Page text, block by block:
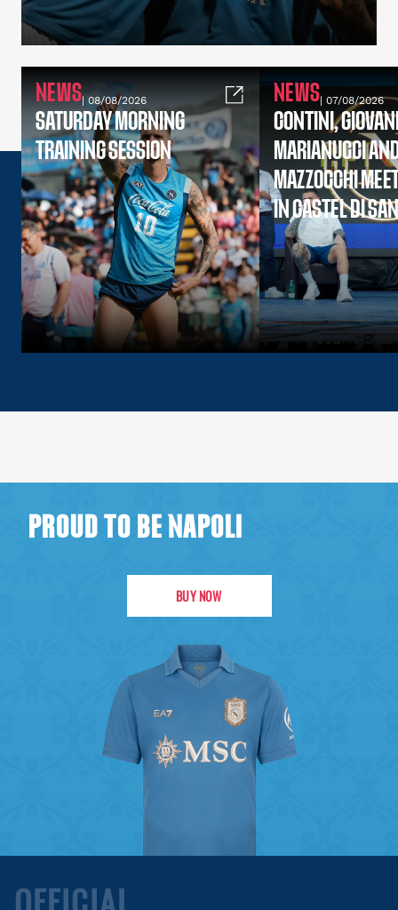
NEWS| 08/08/2026
SATURDAY MORNING
TRAINING SESSION
NEWS| 07/08/2026
CONTINI,
MARIANUCCI
MAZZOCCHI
IN CASTEL DI
PROUD TO BE NAPOLI
BUY NOW